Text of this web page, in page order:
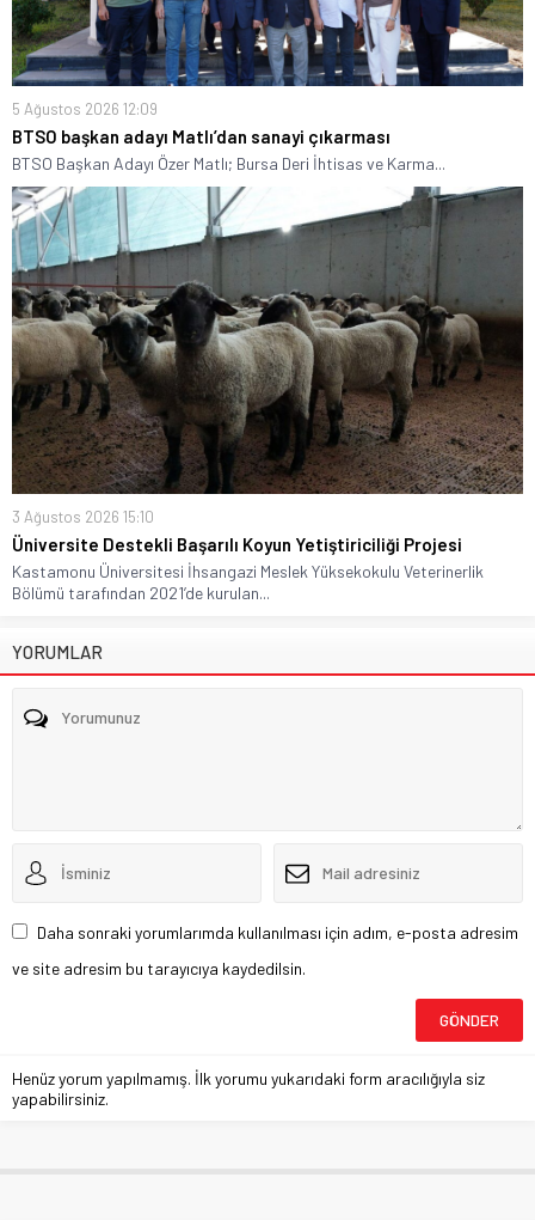
5 Ağustos 2026 12:09
BTSO başkan adayı Matlı’dan sanayi çıkarması
BTSO Başkan Adayı Özer Matlı; Bursa Deri İhtisas ve Karma...
3 Ağustos 2026 15:10
Üniversite Destekli Başarılı Koyun Yetiştiriciliği Projesi
Kastamonu Üniversitesi İhsangazi Meslek Yüksekokulu Veterinerlik
Bölümü tarafından 2021’de kurulan...
YORUMLAR
Daha sonraki yorumlarımda kullanılması için adım, e-posta adresim
ve site adresim bu tarayıcıya kaydedilsin.
Henüz yorum yapılmamış. İlk yorumu yukarıdaki form aracılığıyla siz
yapabilirsiniz.